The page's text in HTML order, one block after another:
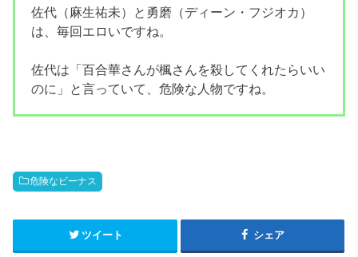
佐代（麻生祐未）と勇磨（ディーン・フジオカ）
は、毎回エロいですね。
佐代は「百合華さんが楓さんを殺してくれたらいい
のに」と言っていて、危険な人物ですね。
危険なビーナス
ツイート シェア